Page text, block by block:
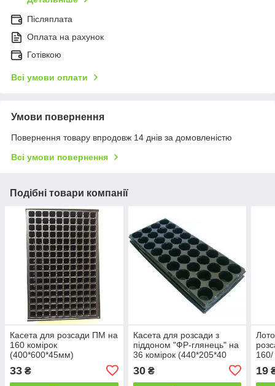
Післяплата
Оплата на рахунок
Готівкою
Всі умови оплати
Умови повернення
Повернення товару впродовж 14 днів за домовленістю
Всі умови повернення
Подібні товари компанії
Касета для розсади ПМ на
160 комірок
(400*600*45мм)
33 ₴
Касета для розсади з
піддоном "ФР-глянець" на
36 комірок (440*205*40
мм/43*43*40 мм/50 мл/450
мкм)
30₴ 19